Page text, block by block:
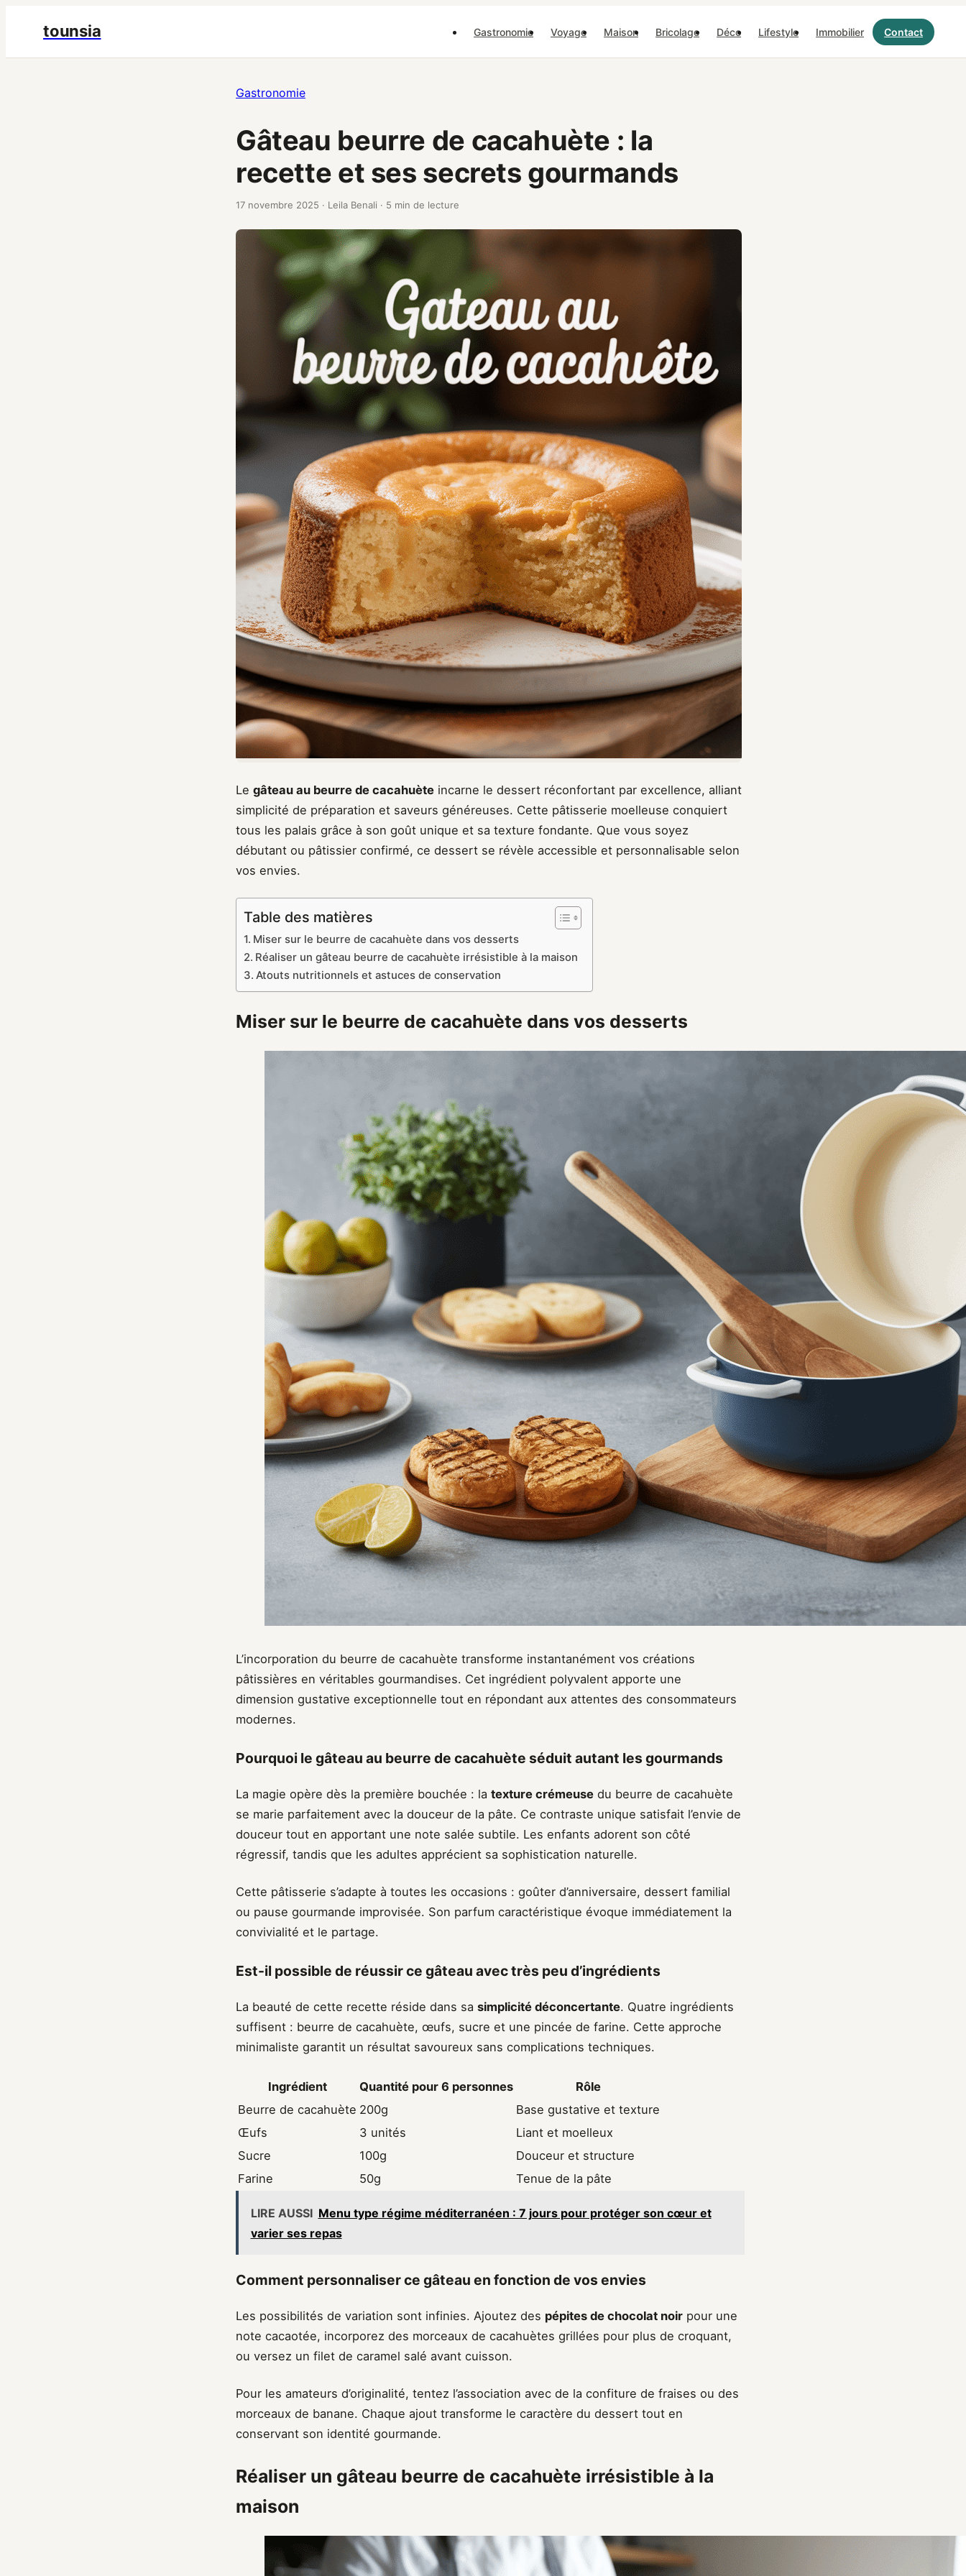
tounsia Gastronomie Voyage Maison Bricolage Déco Lifestyle Immobilier Contact
Gastronomie
Gâteau beurre de cacahuète : la
recette et ses secrets gourmands
17 novembre 2025 · Leila Benali · 5 min de lecture
Le gâteau au beurre de cacahuète incarne le dessert réconfortant par excellence, alliant
simplicité de préparation et saveurs généreuses. Cette pâtisserie moelleuse conquiert
tous les palais grâce à son goût unique et sa texture fondante. Que vous soyez
débutant ou pâtissier confirmé, ce dessert se révèle accessible et personnalisable selon
vos envies.
Table des matières
Miser sur le beurre de cacahuète dans vos desserts
Réaliser un gâteau beurre de cacahuète irrésistible à la maison
Atouts nutritionnels et astuces de conservation
Miser sur le beurre de cacahuète dans vos desserts
L’incorporation du beurre de cacahuète transforme instantanément vos créations
pâtissières en véritables gourmandises. Cet ingrédient polyvalent apporte une
dimension gustative exceptionnelle tout en répondant aux attentes des consommateurs
modernes.
Pourquoi le gâteau au beurre de cacahuète séduit autant les gourmands
La magie opère dès la première bouchée : la texture crémeuse du beurre de cacahuète
se marie parfaitement avec la douceur de la pâte. Ce contraste unique satisfait l’envie de
douceur tout en apportant une note salée subtile. Les enfants adorent son côté
régressif, tandis que les adultes apprécient sa sophistication naturelle.
Cette pâtisserie s’adapte à toutes les occasions : goûter d’anniversaire, dessert familial
ou pause gourmande improvisée. Son parfum caractéristique évoque immédiatement la
convivialité et le partage.
Est-il possible de réussir ce gâteau avec très peu d’ingrédients
La beauté de cette recette réside dans sa simplicité déconcertante. Quatre ingrédients
suffisent : beurre de cacahuète, œufs, sucre et une pincée de farine. Cette approche
minimaliste garantit un résultat savoureux sans complications techniques.
Ingrédient Quantité pour 6 personnes
Rôle
Beurre de cacahuète 200g
Base gustative et texture
Œufs
3 unités
Liant et moelleux
Sucre
100g
Douceur et structure
Farine
50g Tenue de la pâte
LIRE AUSSI Menu type régime méditerranéen : 7 jours pour protéger son cœur et
varier ses repas
Comment personnaliser ce gâteau en fonction de vos envies
Les possibilités de variation sont infinies. Ajoutez des pépites de chocolat noir pour une
note cacaotée, incorporez des morceaux de cacahuètes grillées pour plus de croquant,
ou versez un filet de caramel salé avant cuisson.
Pour les amateurs d’originalité, tentez l’association avec de la confiture de fraises ou des
morceaux de banane. Chaque ajout transforme le caractère du dessert tout en
conservant son identité gourmande.
Réaliser un gâteau beurre de cacahuète irrésistible à la
maison